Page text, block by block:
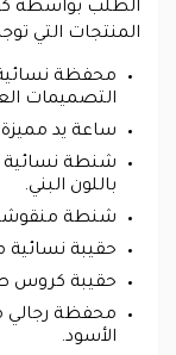
الطلب بواسطة
المنتجات التي
محفظة نسائية
التصميمات
ساعة يد مميزة
شنطة نسائية
باللون البني.
شنطة منقوشة
حقيبة نسائية
حقيبة كروس
محفظة رجالي
الأسود.